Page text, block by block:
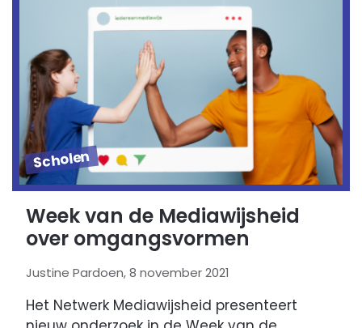
Scholen
Week van de Mediawijsheid
over omgangsvormen
Justine Pardoen, 8 november 2021
Het Netwerk Mediawijsheid presenteert